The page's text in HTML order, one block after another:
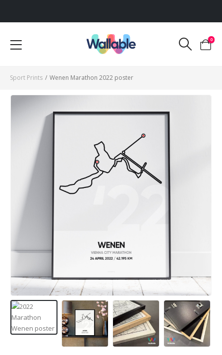
Voor 12:00 uur besteld, dezelfde werkdag verzonden
0
Sport Prints / Wenen Marathon 2022 poster